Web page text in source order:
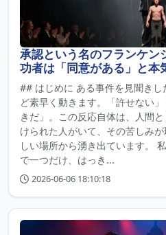
承認という名のフランケ
功者は「同意がある」と本
## はじめに ある事件を見聞き
ど素早く動きます。「許せない
きだ」。この反応自体は、人間
けられた人がいて、その苦しみ
しい場所から湧き出ています。
で一つだけ、はっき...
2026-06-06 18:10:18